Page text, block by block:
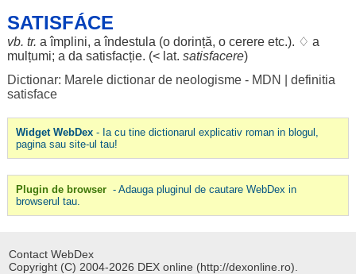
SATISFÁCE
vb. tr. aîmplini, aîndestula (o dorință, o cerereetc.). ♢ a
mulțumi; a da satisfacție. (< lat. satisfacere)
Dictionar: Marele dictionar de neologisme - MDN
definitia
satisface
Widget WebDex- Ia cu tine dictionarul explicativ roman in blogul,
pagina sau site-ul tau!
Plugin de browser - Adauga pluginul de cautare WebDex in
browserul tau.
Contact WebDex
Copyright (C) 2004-2026 DEX online (http://dexonline.ro).